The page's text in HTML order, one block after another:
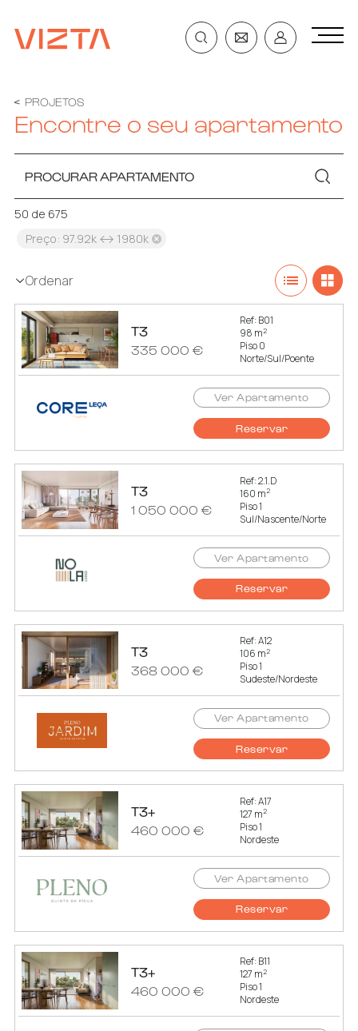
PROJETOS
Encontre o seu apartamento
PROCURAR APARTAMENTO
50 de 675
Preço: 97.92k ↔ 1980k
Ordenar
T3
335 000 €
Ref: B01
98 m2
Piso 0
Norte/Sul/Poente
Ver Apartamento
Reservar
T3
1 050 000 €
Ref: 2.1.D
160 m2
Piso 1
Sul/Nascente/Norte
Ver Apartamento
Reservar
T3
368 000 €
Ref: A12
106 m2
Piso 1
Sudeste/Nordeste
Ver Apartamento
Reservar
T3+
460 000 €
Ref: A17
127 m2
Piso 1
Nordeste
Ver Apartamento
Reservar
T3+
460 000 €
Ref: B11
127 m2
Piso 1
Nordeste